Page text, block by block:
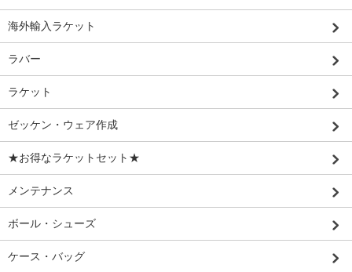
海外輸入ラケット
ラバー
ラケット
ゼッケン・ウェア作成
★お得なラケットセット★
メンテナンス
ボール・シューズ
ケース・バッグ